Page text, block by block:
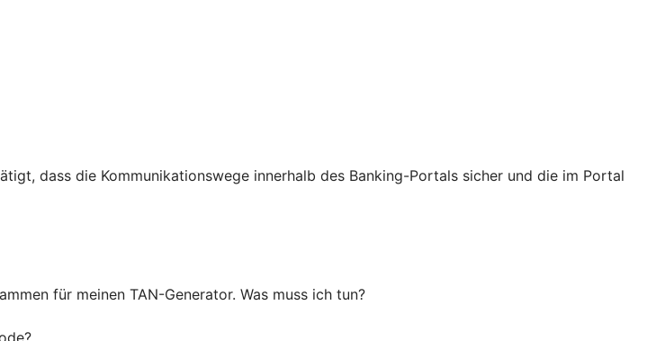
dass die Kommunikationswege innerhalb des Banking-Portals sicher und die im Portal
für meinen TAN-Generator. Was muss ich tun?